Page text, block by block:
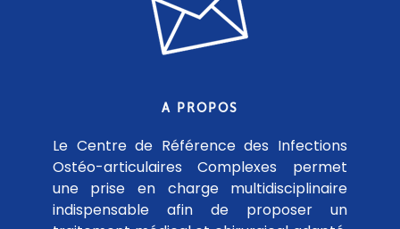
A PROPOS
Le Centre de Référence des Infections
Ostéo-articulaires Complexes permet
une prise en charge multidisciplinaire
indispensable afin de proposer un